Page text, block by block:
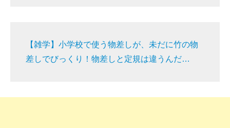
【雑学】小学校で使う物差しが、未だに竹の物
差しでびっくり！物差しと定規は違うんだ…